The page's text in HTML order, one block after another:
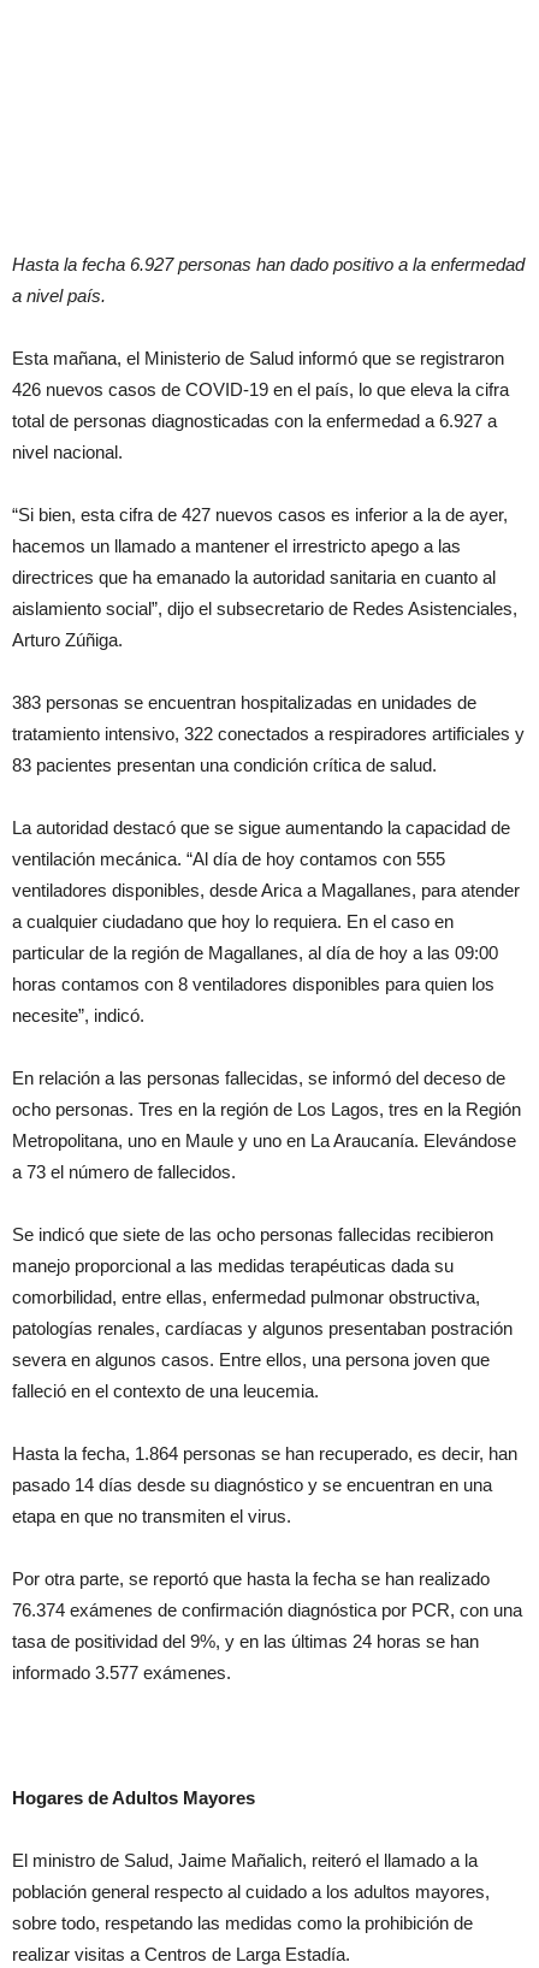
Hasta la fecha 6.927 personas han dado positivo a la enfermedad
a nivel país.
Esta mañana, el Ministerio de Salud informó que se registraron
426 nuevos casos de COVID-19 en el país, lo que eleva la cifra
total de personas diagnosticadas con la enfermedad a 6.927 a
nivel nacional.
“Si bien, esta cifra de 427 nuevos casos es inferior a la de ayer,
hacemos un llamado a mantener el irrestricto apego a las
directrices que ha emanado la autoridad sanitaria en cuanto al
aislamiento social”, dijo el subsecretario de Redes Asistenciales,
Arturo Zúñiga.
383 personas se encuentran hospitalizadas en unidades de
tratamiento intensivo, 322 conectados a respiradores artificiales y
83 pacientes presentan una condición crítica de salud.
La autoridad destacó que se sigue aumentando la capacidad de
ventilación mecánica. “Al día de hoy contamos con 555
ventiladores disponibles, desde Arica a Magallanes, para atender
a cualquier ciudadano que hoy lo requiera. En el caso en
particular de la región de Magallanes, al día de hoy a las 09:00
horas contamos con 8 ventiladores disponibles para quien los
necesite”, indicó.
En relación a las personas fallecidas, se informó del deceso de
ocho personas. Tres en la región de Los Lagos, tres en la Región
Metropolitana, uno en Maule y uno en La Araucanía. Elevándose
a 73 el número de fallecidos.
Se indicó que siete de las ocho personas fallecidas recibieron
manejo proporcional a las medidas terapéuticas dada su
comorbilidad, entre ellas, enfermedad pulmonar obstructiva,
patologías renales, cardíacas y algunos presentaban postración
severa en algunos casos. Entre ellos, una persona joven que
falleció en el contexto de una leucemia.
Hasta la fecha, 1.864 personas se han recuperado, es decir, han
pasado 14 días desde su diagnóstico y se encuentran en una
etapa en que no transmiten el virus.
Por otra parte, se reportó que hasta la fecha se han realizado
76.374 exámenes de confirmación diagnóstica por PCR, con una
tasa de positividad del 9%, y en las últimas 24 horas se han
informado 3.577 exámenes.
Hogares de Adultos Mayores
El ministro de Salud, Jaime Mañalich, reiteró el llamado a la
población general respecto al cuidado a los adultos mayores,
sobre todo, respetando las medidas como la prohibición de
realizar visitas a Centros de Larga Estadía.